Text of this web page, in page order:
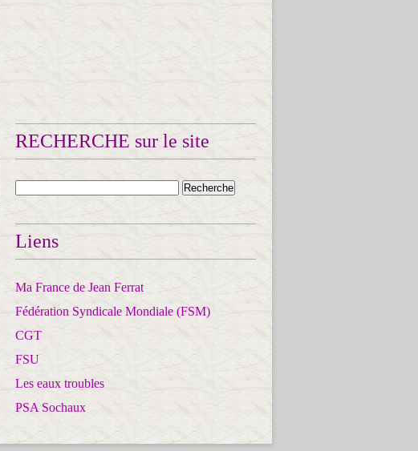
RECHERCHE sur le site
Liens
Ma France de Jean Ferrat
Fédération Syndicale Mondiale (FSM)
CGT
FSU
Les eaux troubles
PSA Sochaux